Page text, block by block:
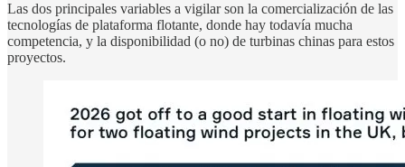
Las dos principales variables a vigilar son la comercialización de las
tecnologías de plataforma flotante, donde hay todavía mucha
competencia, y la disponibilidad (o no) de turbinas chinas para estos
proyectos.